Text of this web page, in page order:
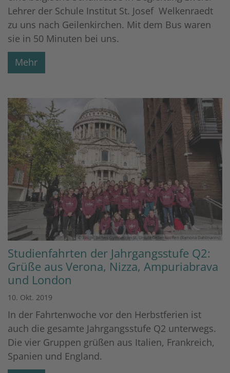
Lehrer der Schule Institut St. Josef Welkenraedt
zu uns nach Geilenkirchen. Mit dem Bus waren
sie in 50 Minuten bei uns.
Mehr
© Bischöfliches Gymnasium St. Ursula Geilenkirchen (Ramona Dahlmanns)
Studienfahrten der Jahrgangsstufe Q2:
Grüße aus Verona, Nizza, Ampuriabrava
und London
10. Okt. 2019
In der Fahrtenwoche vor den Herbstferien ist
auch die gesamte Jahrgangsstufe Q2 unterwegs.
Die vier Gruppen grüßen aus Italien, Frankreich,
Spanien und England.